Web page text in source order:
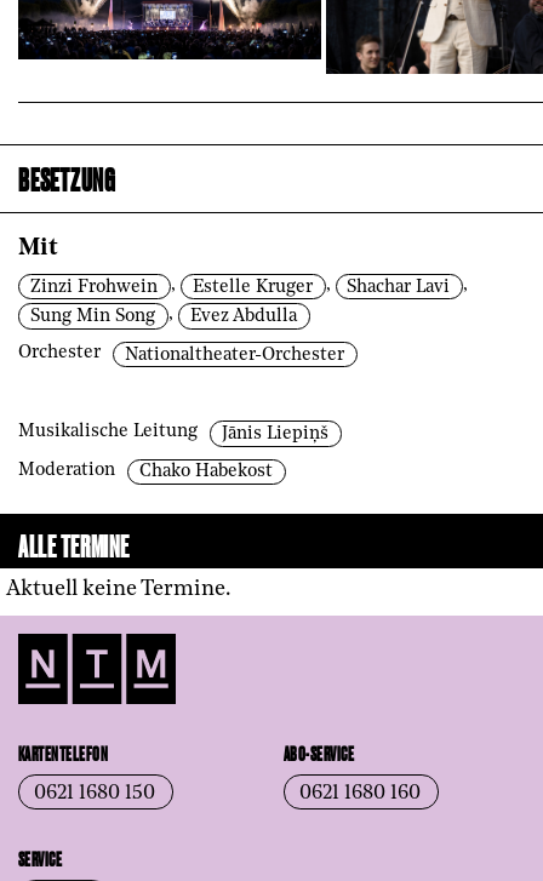
BESETZUNG
Mit
Zinzi Frohwein , Estelle Kruger , Shachar Lavi
,
Sung Min Song
,
Evez Abdulla
Orchester
Nationaltheater-Orchester
Musikalische Leitung
Jānis Liepiņš
Moderation
Chako Habekost
ALLE TERMINE
Aktuell keine Termine.
KARTENTELEFON
0621 1680 150
ABO-SERVICE
0621 1680 160
SERVICE